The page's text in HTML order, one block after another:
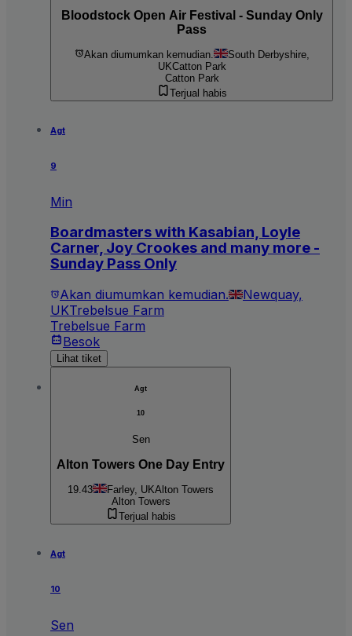
Bloodstock Open Air Festival - Sunday Only
Pass
Akan diumumkan kemudian.
South Derbyshire,
UKCatton Park
Catton Park
Terjual habis
Agt
9
Min
Boardmasters with Kasabian, Loyle
Carner, Joy Crookes and many more -
Sunday Pass Only
Akan diumumkan kemudian.
Newquay,
UKTrebelsue Farm
Trebelsue Farm
Besok
Lihat tiket
Agt
10
Sen
Alton Towers One Day Entry
19.43 Farley, UKAlton Towers
Alton Towers
Terjual habis
Agt
10
Sen